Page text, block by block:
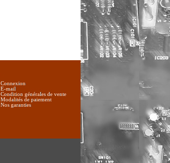
Connexion
E-mail
Condition générales de vente
Modalités de paiement
Nos garanties